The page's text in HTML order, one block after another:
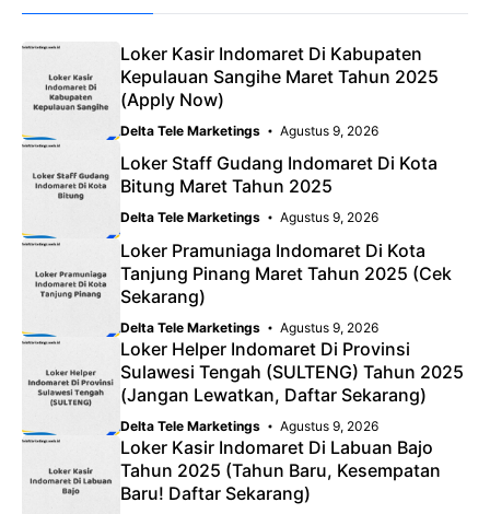
Loker Kasir Indomaret Di Kabupaten
Kepulauan Sangihe Maret Tahun 2025
(Apply Now)
Delta Tele Marketings Agustus 9, 2026
Loker Staff Gudang Indomaret Di Kota
Bitung Maret Tahun 2025
Delta Tele Marketings Agustus 9, 2026
Loker Pramuniaga Indomaret Di Kota
Tanjung Pinang Maret Tahun 2025 (Cek
Sekarang)
Delta Tele Marketings Agustus 9, 2026
Loker Helper Indomaret Di Provinsi
Sulawesi Tengah (SULTENG) Tahun 2025
(Jangan Lewatkan, Daftar Sekarang)
Delta Tele Marketings Agustus 9, 2026
Loker Kasir Indomaret Di Labuan Bajo
Tahun 2025 (Tahun Baru, Kesempatan
Baru! Daftar Sekarang)